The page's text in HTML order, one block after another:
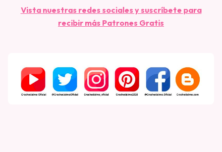
Vista nuestras redes sociales y suscríbete para
recibir más Patrones Gratis